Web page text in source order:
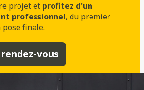
projet et profitez d'un
professionnel, du premier
finale.
vous